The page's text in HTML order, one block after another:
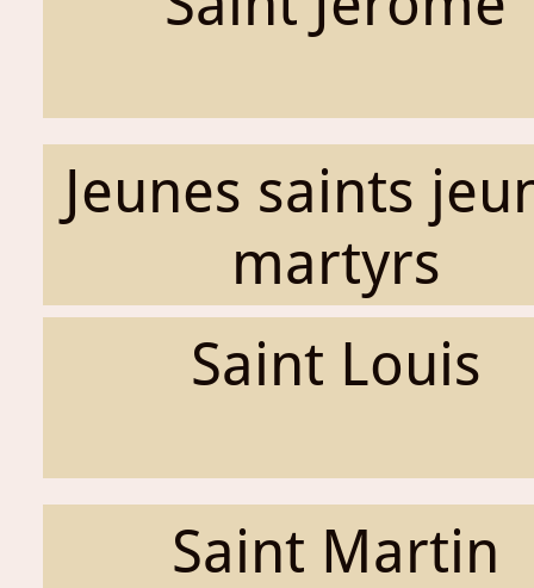
Jeunes saints
martyrs
Saint Louis
Saint Martin